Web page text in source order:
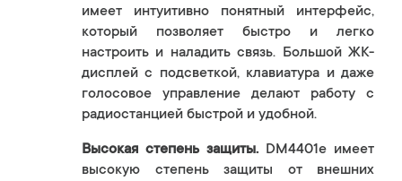
имеет интуитивно понятный интерфейс,
который позволяет быстро и легко
настроить и наладить связь. Большой ЖК-
дисплей с подсветкой, клавиатура и даже
голосовое управление делают работу с
радиостанцией быстрой и удобной.
Высокая степень защиты.DM4401e имеет
высокую степень защиты от внешних